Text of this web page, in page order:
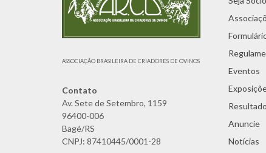
ASSOCIAÇÃO BRASILEIRA DE CRIADORES DE OVINOS
Contato
Av. Sete de Setembro, 1159
96400-006
Bagé/RS
CNPJ: 87410445/0001-28
Eventos
Anuncie
Notícias